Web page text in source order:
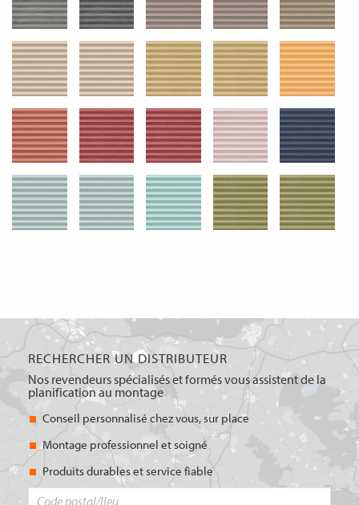
RECHERCHER UN DISTRIBUTEUR
Nos revendeurs spécialisés et formés vous assistent de la
planification au montage
Conseil personnalisé chez vous, sur place
Montage professionnel et soigné
Produits durables et service fiable